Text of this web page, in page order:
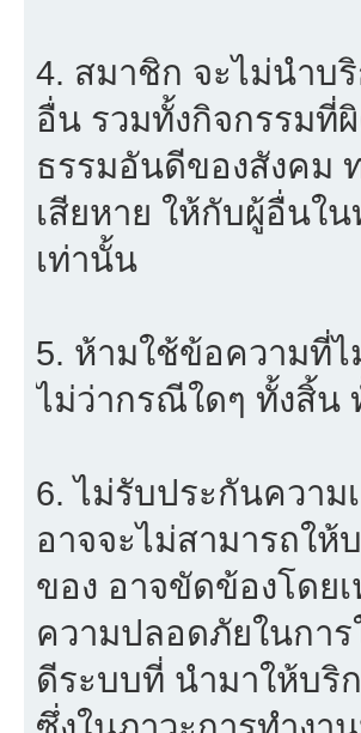
4. สมาชิก จะไม่นำบ
อื่น รวมทั้งกิจกรรมที่
ธรรมอันดีของสังคม
เสียหาย ให้กับผู้อื่นใ
เท่านั้น
5. ห้ามใช้ข้อความที่
ไม่ว่ากรณีใดๆ ทั้งสิ้น
6. ไม่รับประกันความ
อาจจะไม่สามารถให้
ของ อาจขัดข้องโดย
ความปลอดภัยในการ
ดีระบบที่ นำมาให้บริ